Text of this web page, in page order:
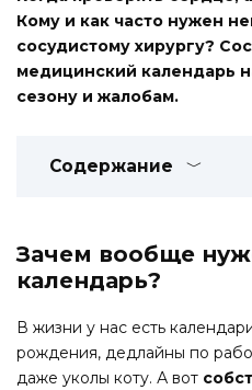
Кому и как часто нужен
сосудистому хирургу?
медицинский календарь
сезону и жалобам.
Содержание
Зачем вообще
календарь?
В жизни у нас есть
рождения, дедлайны по
даже уколы коту. А вот